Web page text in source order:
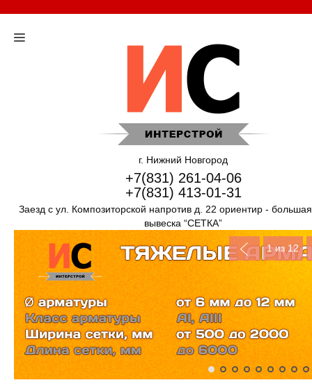
г. Нижний Новгород
+7(831) 261-04-06
+7(831) 413-01-31
Заезд с ул. Композиторской напротив д. 22 ориентир -
вывеска “СЕТКА”
1из 12